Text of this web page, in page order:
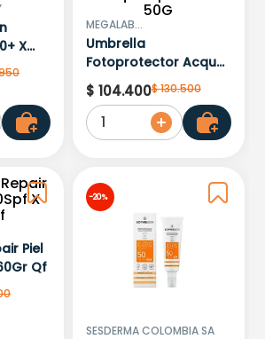
X
MEGALAB
DERMATOLOGICO
Umbrella
Fotoprotector Acqua
Spf 50+ X 50G
$ 104.400$130.500
1
Piel
Qf
-20 %
SESDERMA COLOMBIA SA